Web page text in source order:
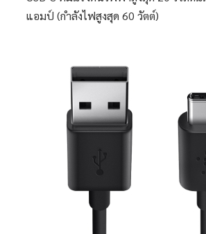
แอมป์ (กำลังไฟสูงสุด 60 วัตต์)